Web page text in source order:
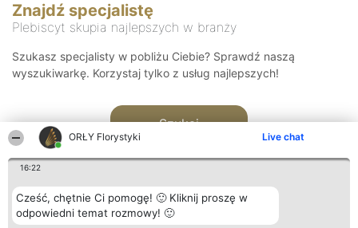
ORŁY Florystyki Live chat
16:22
Cześć, chętnie Ci pomogę! 🙂 Kliknij proszę w
odpowiedni temat rozmowy! 🙂
Znajdź specjalistę
Plebiscyt skupia najlepszych w branży
Szukasz specjalisty w pobliżu Ciebie? Sprawdź naszą
wyszukiwarkę. Korzystaj tylko z usług najlepszych!
Szukaj